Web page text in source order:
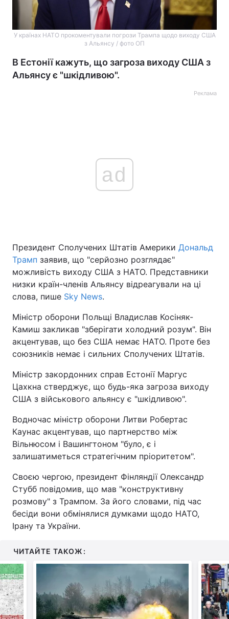
У країнах НАТО прокоментували погрози Трампа щодо виходу США
з Альянсу / фото ОП
В Естонії кажуть, що загроза виходу США з
Альянсу є "шкідливою".
Реклама
ad
Президент Сполучених Штатів Америки Дональд
Трамп заявив, що "серйозно розглядає"
можливість виходу США з НАТО. Представники
низки країн-членів Альянсу відреагували на ці
слова, пише Sky News.
Міністр оборони Польщі Владислав Косіняк-
Камиш закликав "зберігати холодний розум". Він
акцентував, що без США немає НАТО. Проте без
союзників немає і сильних Сполучених Штатів.
Міністр закордонних справ Естонії Маргус
Цахкна стверджує, що будь-яка загроза виходу
США з військового альянсу є "шкідливою".
Водночас міністр оборони Литви Робертас
Каунас акцентував, що партнерство між
Вільнюсом і Вашингтоном "було, є і
залишатиметься стратегічним пріоритетом".
Своєю чергою, президент Фінляндії Олександр
Стубб повідомив, що мав "конструктивну
розмову" з Трампом. За його словами, під час
бесіди вони обмінялися думками щодо НАТО,
Ірану та України.
ЧИТАЙТЕ ТАКОЖ: